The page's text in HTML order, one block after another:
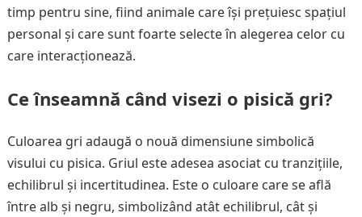
timp pentru sine, fiind animale care își prețuiesc spațiul
personal și care sunt foarte selecte în alegerea celor cu
care interacționează.
Ce înseamnă când visezi o pisică gri?
Culoarea gri adaugă o nouă dimensiune simbolică
visului cu pisica. Griul este adesea asociat cu tranzițiile,
echilibrul și incertitudinea. Este o culoare care se află
între alb și negru, simbolizând atât echilibrul, cât și